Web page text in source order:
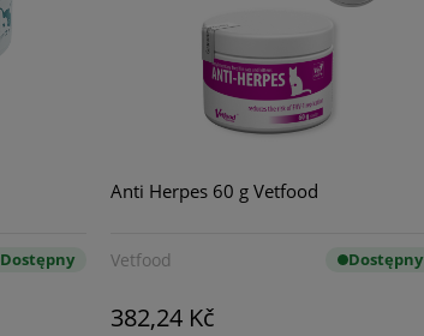
Dostępny
Anti Herpes 60 g Vetfood
Vetfood Dostępny
382,24 Kč